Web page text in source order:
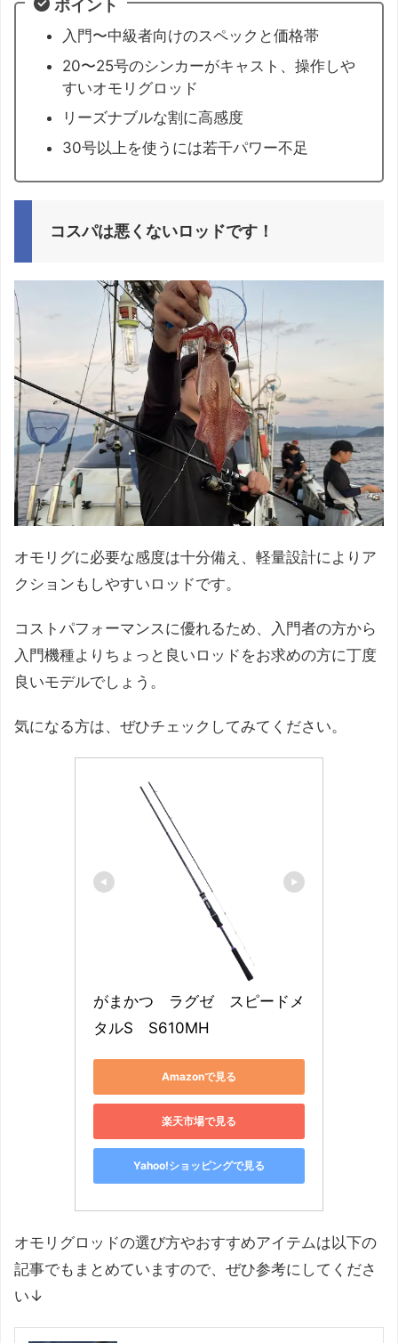
ポイント
入門〜中級者向けのスペックと価格帯
20〜25号のシンカーがキャスト、操作しや
すいオモリグロッド
リーズナブルな割に高感度
30号以上を使うには若干パワー不足
コスパは悪くないロッドです！
オモリグに必要な感度は十分備え、軽量設計によりア
クションもしやすいロッドです。
コストパフォーマンスに優れるため、入門者の方から
入門機種よりちょっと良いロッドをお求めの方に丁度
良いモデルでしょう。
気になる方は、ぜひチェックしてみてください。
がまかつ　ラグゼ　スピードメ
タルS　S610MH
Amazonで見る
楽天市場で見る
Yahoo!ショッピングで見る
オモリグロッドの選び方やおすすめアイテムは以下の
記事でもまとめていますので、ぜひ参考にしてくださ
い↓